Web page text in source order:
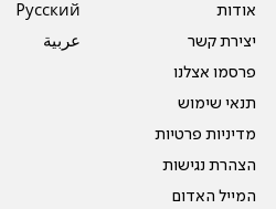
אודות
יצירת קשר
פרסמו אצלנו
תנאי שימוש
מדיניות פרטיות
הצהרת נגישות
המייל האדום
Pусский
عربية